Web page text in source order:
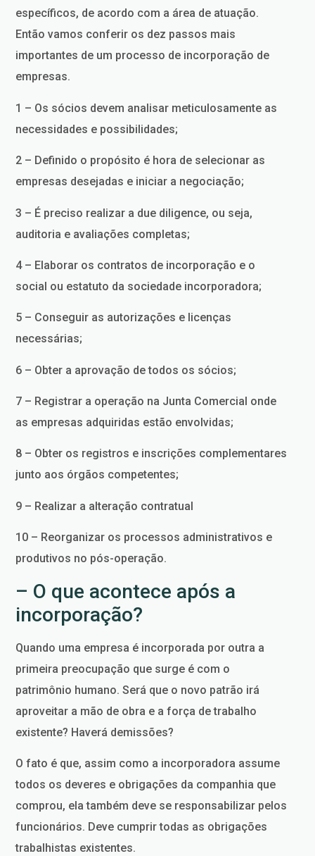
específicos, de acordo com a área de atuação.
Então vamos conferir os dez passos mais
importantes de um processo de incorporação de
empresas.
1 – Os sócios devem analisar meticulosamente as
necessidades e possibilidades;
2 – Definido o propósito é hora de selecionar as
empresas desejadas e iniciar a negociação;
3 – É preciso realizar a due diligence, ou seja,
auditoria e avaliações completas;
4 – Elaborar os contratos de incorporação e o
social ou estatuto da sociedade incorporadora;
5 – Conseguir as autorizações e licenças
necessárias;
6 – Obter a aprovação de todos os sócios;
7 – Registrar a operação na Junta Comercial onde
as empresas adquiridas estão envolvidas;
8 – Obter os registros e inscrições complementares
junto aos órgãos competentes;
9 – Realizar a alteração contratual
10 – Reorganizar os processos administrativos e
produtivos no pós-operação.
– O que acontece após a
incorporação?
Quando uma empresa é incorporada por outra a
primeira preocupação que surge é com o
patrimônio humano. Será que o novo patrão irá
aproveitar a mão de obra e a força de trabalho
existente? Haverá demissões?
O fato é que, assim como a incorporadora assume
todos os deveres e obrigações da companhia que
comprou, ela também deve se responsabilizar pelos
funcionários. Deve cumprir todas as obrigações
trabalhistas existentes.